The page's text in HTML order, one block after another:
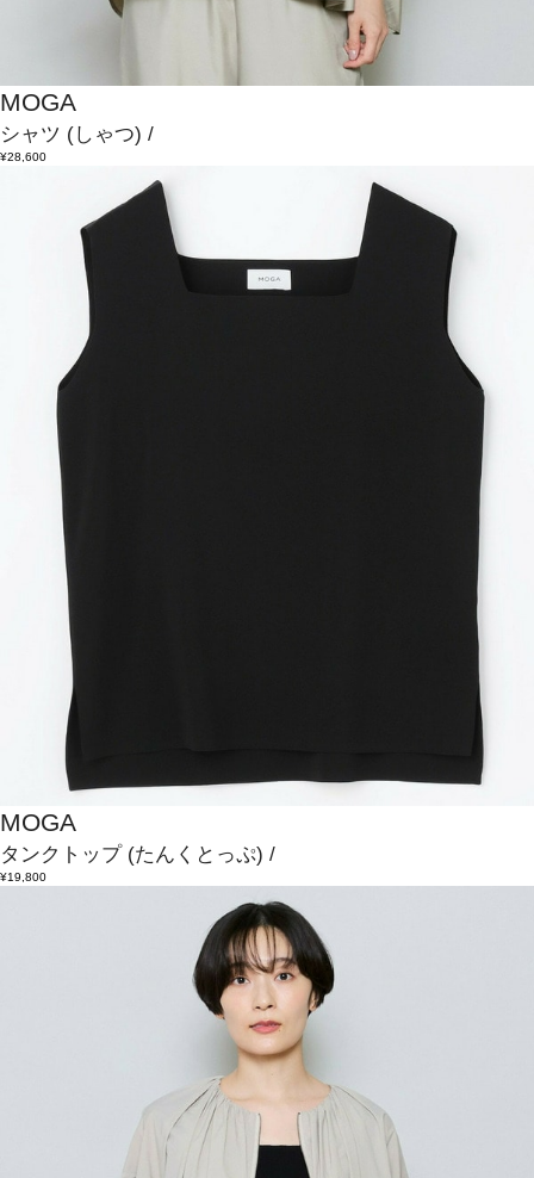
MOGA
シャツ (しゃつ) /
¥28,600
MOGA
タンクトップ (たんくとっぷ) /
¥19,800